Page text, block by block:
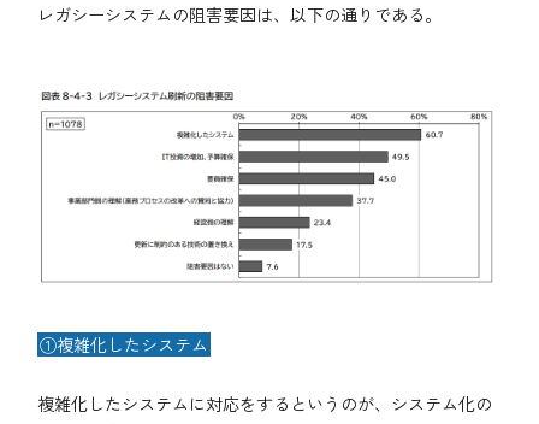
レガシーシステムの阻害要因は、以下の通りである。
①複雑化したシステム
複雑化したシステムに対応をするというのが、システム化の